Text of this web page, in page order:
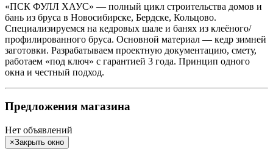
«ПСК ФУЛЛ ХАУС» — полный цикл строительства домов и
бань из бруса в Новосибирске, Бердске, Кольцово.
Специализируемся на кедровых шале и банях из клеёного/
профилированного бруса. Основной материал — кедр зимней
заготовки. Разрабатываем проектную документацию, смету,
работаем «под ключ» с гарантией 3 года. Принцип одного
окна и честный подход.
Предложения магазина
Нет объявлений
×Закрыть окно